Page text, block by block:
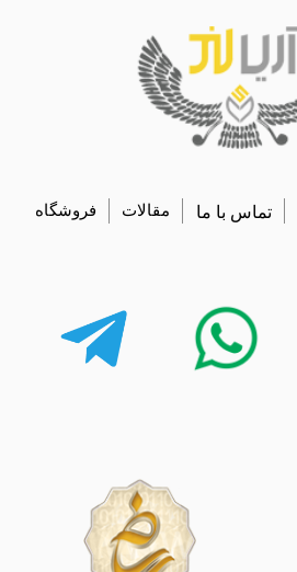
تماس با ما مقالات فروشگاه